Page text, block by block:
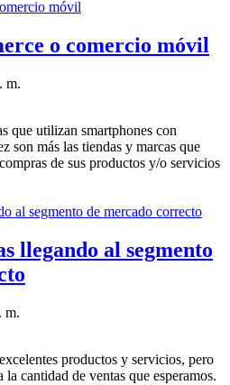
o comercio móvil
m.
que utilizan smartphones con
son más las tiendas y marcas que
de sus productos y/o servicios
llegando al segmento
m.
productos y servicios, pero
cantidad de ventas que esperamos.